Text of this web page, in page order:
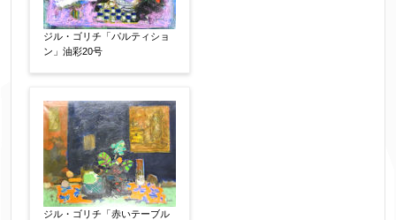
お客様情報をご入力ください。
▼
お名前 【必須】
ジル・ゴリチ「パルティショ
ン」油彩20号
ジル・ゴリチ「赤いテーブル